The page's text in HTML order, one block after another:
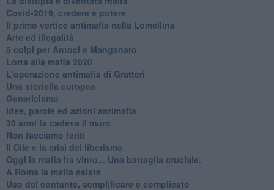
Covid-2019, credere è potere
Il primo vertice antimafia nella Lomellina
Arte ed illegalità
​5 colpi per Antoci e Manganaro
Lotta alla mafia 2020
L'operazione antimafia di Gratteri
Una storiella europea
Genericismo
Idee, parole ed azioni antimafia
30 anni fa cadeva il muro
Non facciamo feriti
Il Cile e la crisi del liberismo
Oggi la mafia ha vinto... Una battaglia cruciale.
A Roma la mafia esiste
Uso del contante, semplificare è complicato